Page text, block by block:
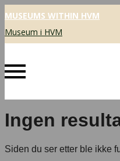
MUSEUMS WITHIN HVM
Museum i HVM
Ingen
Siden du ser etter ble ikke